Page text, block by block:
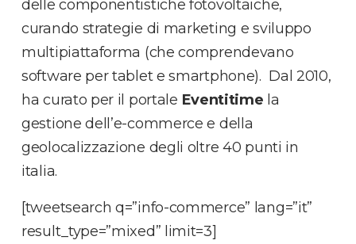
delle componentistiche fotovoltaiche,
curando strategie di marketing e sviluppo
multipiattaforma (che comprendevano
software per tablet e smartphone). Dal 2010,
ha curato per il portale Eventitime la
gestione dell’e-commerce e della
geolocalizzazione degli oltre 40 punti in
italia.
[tweetsearch q=”info-commerce” lang=”it”
result_type=”mixed” limit=3]